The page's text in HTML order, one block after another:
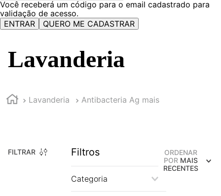
Você receberá um código para o email cadastrado para
validação de acesso.
ENTRAR
QUERO ME CADASTRAR
Lavanderia
Lavanderia Antibacteria Ag mais
FILTRAR Filtros
Categoria
ORDENAR
POR MAIS
RECENTES